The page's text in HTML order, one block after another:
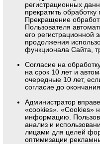
регистрационных
прекратить
Прекращение
Пользователя
его регистрационной
продолжения
функционала Сайта,
Согласие на
на срок 10 лет и
очередные 10 лет,
согласие до
Администратор
«cookies». «Cookies»
информацию.
анализ и
лицами для целей
оптимизации